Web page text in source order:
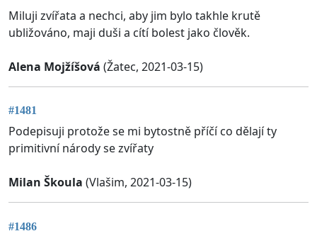
Miluji zvířata a nechci, aby jim bylo takhle krutě
ubližováno, maji duši a cítí bolest jako člověk.
Alena Mojžíšová (Žatec, 2021-03-15)
#1481
Podepisuji protože se mi bytostně příčí co dělají ty
primitivní národy se zvířaty
Milan Škoula (Vlašim, 2021-03-15)
#1486